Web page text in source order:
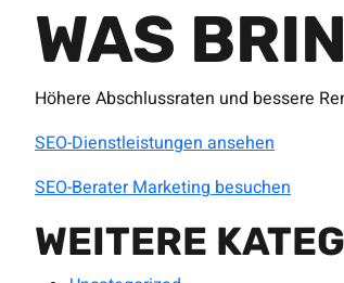
WAS
Höhere Abschlussraten und bessere
SEO-Dienstleistungen ansehen
SEO-Berater Marketing besuchen
WEITERE